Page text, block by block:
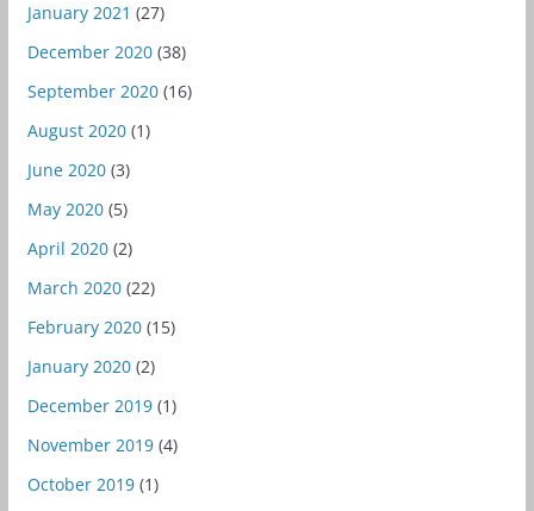
January 2021 (27)
December 2020(38)
September 2020(16)
August 2020(1)
June 2020(3)
May 2020(5)
April 2020(2)
March 2020(22)
February 2020(15)
January 2020(2)
December 2019(1)
November 2019(4)
October 2019(1)